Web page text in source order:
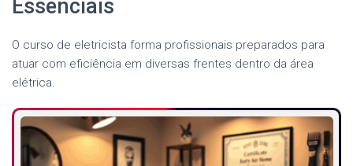
Essenciais
O curso de eletricista forma profissionais preparados para
atuar com eficiência em diversas frentes dentro da área
elétrica.